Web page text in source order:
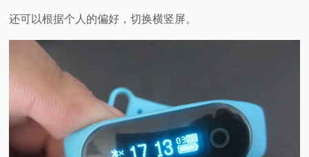
还可以根据个人的偏好，切换横竖屏。